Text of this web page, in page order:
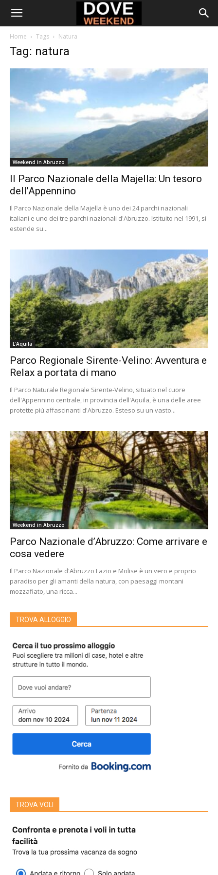
Home Tags Natura
Tag: natura
Weekend in Abruzzo
Il Parco Nazionale della Majella: Un tesoro
dell’Appennino
Il Parco Nazionale della Majella è uno dei 24 parchi nazionali
italiani e uno dei tre parchi nazionali d'Abruzzo. Istituito nel 1991, si
estende su...
L'Aquila
Parco Regionale Sirente-Velino: Avventura e
Relax a portata di mano
Il Parco Naturale Regionale Sirente-Velino, situato nel cuore
dell'Appennino centrale, in provincia dell'Aquila, è una delle aree
protette più affascinanti d'Abruzzo. Esteso su un vasto...
Weekend in Abruzzo
Parco Nazionale d’Abruzzo: Come arrivare e
cosa vedere
Il Parco Nazionale d'Abruzzo Lazio e Molise è un vero e proprio
paradiso per gli amanti della natura, con paesaggi montani
mozzafiato, una ricca...
TROVA ALLOGGIO
TROVA VOLI